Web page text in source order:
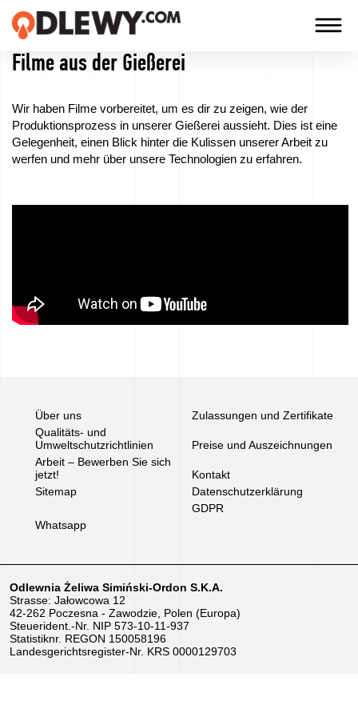
TRADYCJA
JAKOŚĆ
–
Bewerben
Sie
sich
zum
Verkauf
EU-
Filme aus der Gießerei
Wir haben Filme vorbereitet, um es dir zu zeigen, wie der
Produktionsprozess in unserer Gießerei aussieht. Dies ist eine
Gelegenheit, einen Blick hinter die Kulissen unserer Arbeit zu
werfen und mehr über unsere Technologien zu erfahren.
Über uns
Zulassungen und Zertifikate
Qualitäts- und
Umweltschutzrichtlinien
Preise und Auszeichnungen
Arbeit – Bewerben Sie sich
jetzt!
Kontakt
Sitemap
Datenschutzerklärung
GDPR
Whatsapp
Odlewnia Żeliwa Simiński-Ordon S.K.A.
Strasse: Jałowcowa 12
42-262 Poczesna - Zawodzie, Polen (Europa)
Steuerident.-Nr. NIP 573-10-11-937
Statistiknr. REGON 150058196
Landesgerichtsregister-Nr. KRS 0000129703